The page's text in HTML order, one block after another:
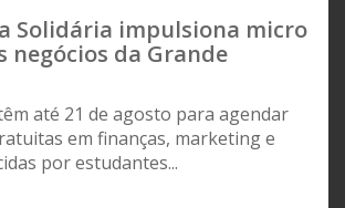
Solidária impulsiona micro
negócios da Grande
até 21 de agosto para agendar
em finanças, marketing e
por estudantes...